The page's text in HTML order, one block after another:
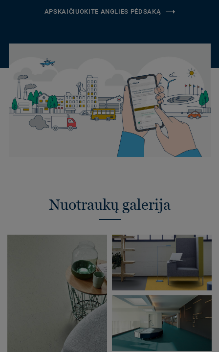
APSKAIČIUOKITE ANGLIES PĖDSAKĄ
Nuotraukų galerija